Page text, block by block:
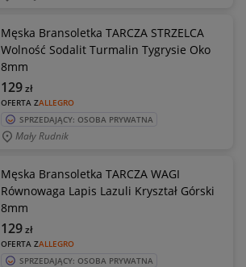
Męska Bransoletka TARCZA STRZELCA
Wolność Sodalit Turmalin Tygrysie Oko
8mm
OFERTA ZALLEGRO
129zł
SPRZEDAJĄCY: OSOBA PRYWATNA
Mały Rudnik
Męska Bransoletka TARCZA WAGI
Równowaga Lapis Lazuli Kryształ Górski
8mm
OFERTA ZALLEGRO
129zł
SPRZEDAJĄCY: OSOBA PRYWATNA